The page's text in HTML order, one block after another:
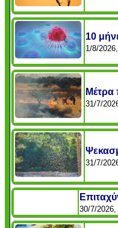
10
1/8/
Μέτρα
31/7/
31/7/
30/7/2026,